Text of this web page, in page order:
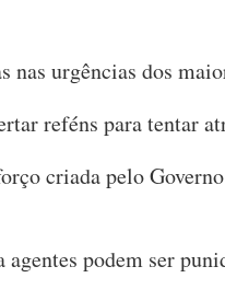
urgências dos
reféns para tentar
criada pelo
podem ser